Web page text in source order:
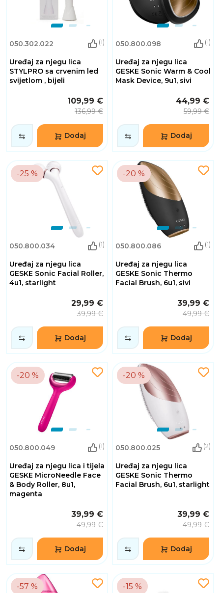
050.302.022 (1)
Uređaj za njegu lica
STYLPRO sa crvenim led
svijetlom , bijeli
109,99 €
136,99 €
Dodaj
050.800.098 (1)
Uređaj za njegu lica
GESKE Sonic Warm & Cool
Mask Device, 9u1, sivi
44,99 €
59,99 €
Dodaj
-25 %
050.800.034 (1)
Uređaj za njegu lica
GESKE Sonic Facial Roller,
4u1, starlight
29,99 €
39,99 €
Dodaj
-20 %
050.800.086 (1)
Uređaj za njegu lica
GESKE Sonic Thermo
Facial Brush, 6u1, sivi
39,99 €
49,99 €
Dodaj
-20 %
050.800.049 (1)
Uređaj za njegu lica i tijela
GESKE MicroNeedle Face
& Body Roller, 8u1,
magenta
39,99 €
49,99 €
Dodaj
-20 %
050.800.025 (2)
Uređaj za njegu lica
GESKE Sonic Thermo
Facial Brush, 6u1, starlight
39,99 €
49,99 €
Dodaj
-57 % -15 %